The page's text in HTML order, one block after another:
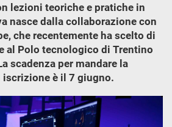
lezioni teoriche e pratiche in
nasce dalla collaborazione con
che recentemente ha scelto di
al Polo tecnologico di Trentino
scadenza per mandare la
iscrizione è il 7 giugno.